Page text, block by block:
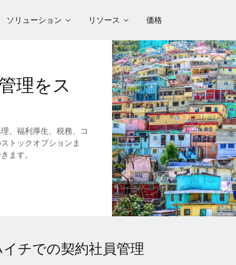
ソリューション リソース 価格
理をス
、福利厚生、税務、コ
トックオプションま
ます。
チでの契約社員管理